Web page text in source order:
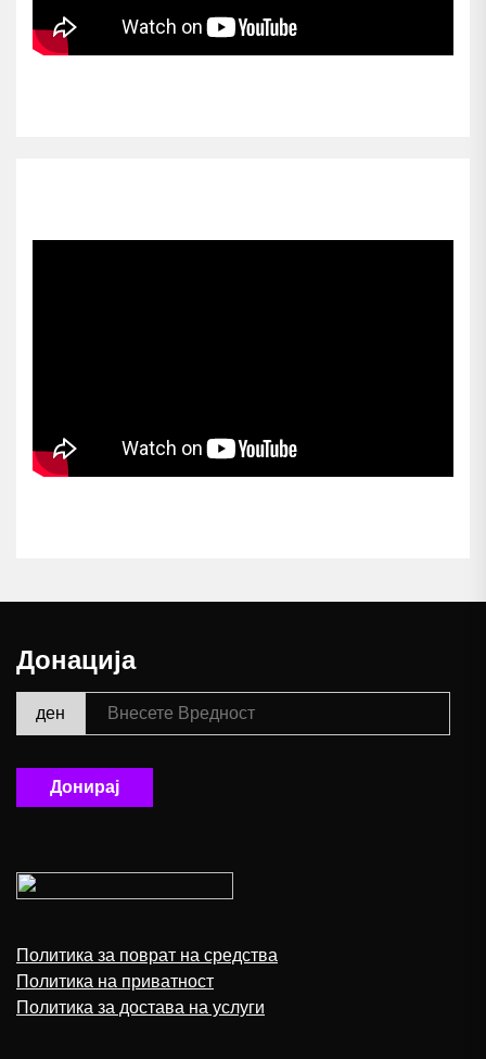
Донација
ден
Донирај
Политика за поврат на средства
Политика на приватност
Политика за достава на услуги